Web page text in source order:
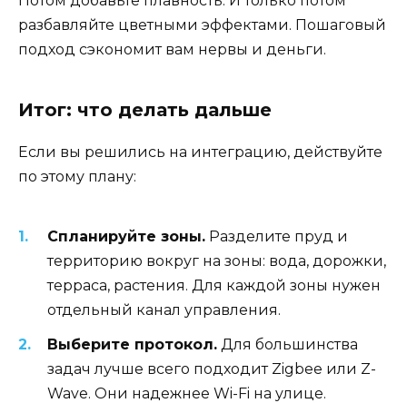
разбавляйте цветными эффектами. Пошаговый
подход сэкономит вам нервы и деньги.
Итог: что делать дальше
Если вы решились на интеграцию, действуйте
по этому плану:
Спланируйте зоны. Разделите пруд и
территорию вокруг на зоны: вода, дорожки,
терраса, растения. Для каждой зоны нужен
отдельный канал управления.
Выберите протокол. Для большинства
задач лучше всего подходит Zigbee или Z-
Wave. Они надежнее Wi-Fi на улице.